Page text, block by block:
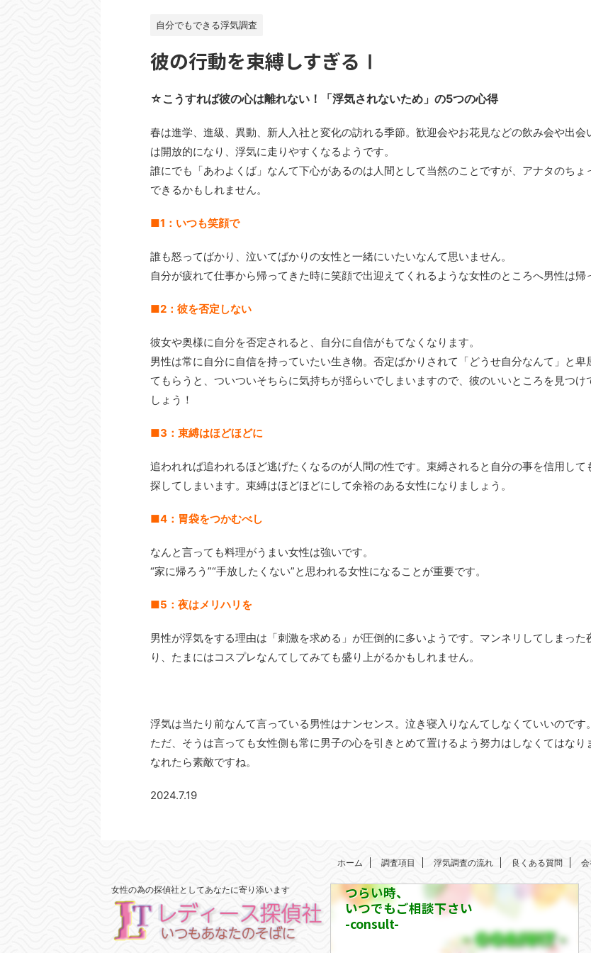
自分でもできる浮気調査
彼の行動を束縛しすぎるⅠ
☆こうすれば彼の心は離れない！「浮気されないため」の5つの心得
春は進学、進級、異動、新人入社と変化の訪れる季節。歓迎会やお花見などの飲み会や出
は開放的になり、浮気に走りやすくなるようです。
誰にでも「あわよくば」なんて下心があるのは人間として当然のことですが、アナタのち
できるかもしれません。
■1：いつも笑顔で
誰も怒ってばかり、泣いてばかりの女性と一緒にいたいなんて思いません。
自分が疲れて仕事から帰ってきた時に笑顔で出迎えてくれるような女性のところへ男性は帰
■2：彼を否定しない
彼女や奥様に自分を否定されると、自分に自信がもてなくなります。
男性は常に自分に自信を持っていたい生き物。否定ばかりされて「どうせ自分なんて」と
てもらうと、ついついそちらに気持ちが揺らいでしまいますので、彼のいいところを見つ
しょう！
■3：束縛はほどほどに
追われれば追われるほど逃げたくなるのが人間の性です。束縛されると自分の事を信用し
探してしまいます。束縛はほどほどにして余裕のある女性になりましょう。
■4：胃袋をつかむべし
なんと言っても料理がうまい女性は強いです。
“家に帰ろう”“手放したくない”と思われる女性になることが重要です。
■5：夜はメリハリを
男性が浮気をする理由は「刺激を求める」が圧倒的に多いようです。マンネリしてしまっ
り、たまにはコスプレなんてしてみても盛り上がるかもしれません。
浮気は当たり前なんて言っている男性はナンセンス。泣き寝入りなんてしなくていいのです。
ただ、そうは言っても女性側も常に男子の心を引きとめて置けるよう努力はしなくてはな
なれたら素敵ですね。
2024.7.19
ホーム 調査項目 浮気調査の流れ 良くある質問
つらい時、
いつでもご相談下さい
-consult-
女性の為の探偵社としてあなたに寄り添います